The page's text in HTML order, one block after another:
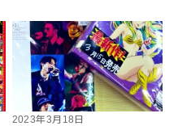
2023年3月18日